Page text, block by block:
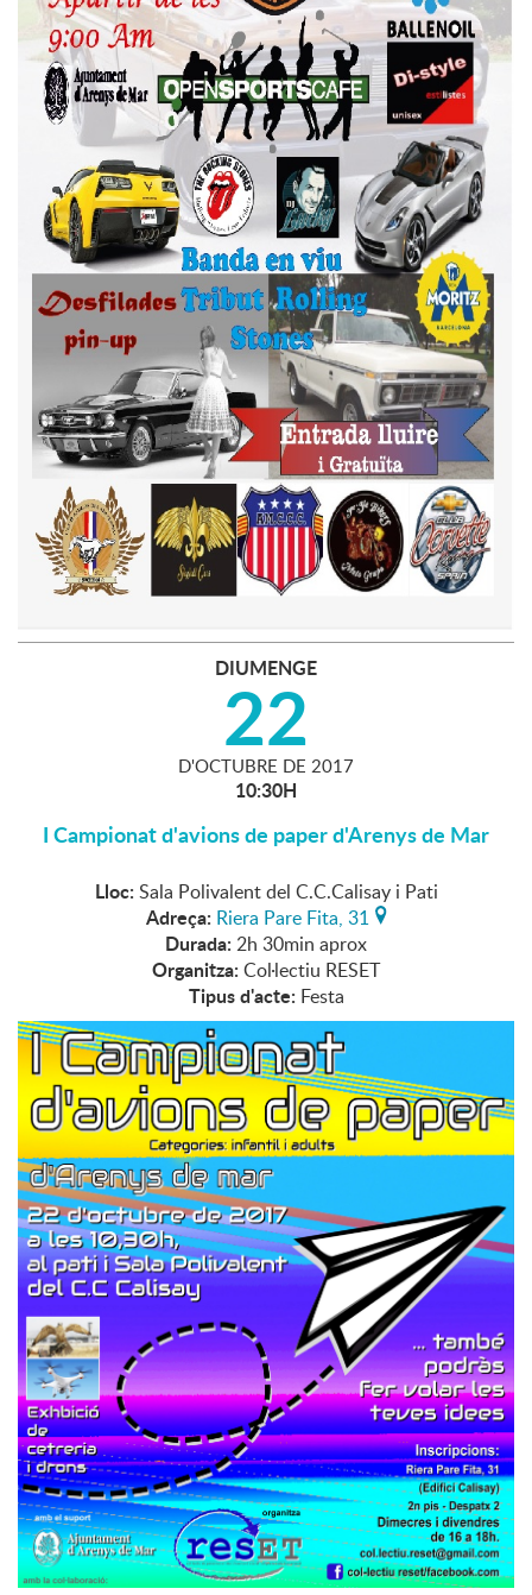
DIUMENGE
22
D'OCTUBRE DE 2017
10:30H
I Campionat d'avions de paper d'Arenys de Mar
Lloc: Sala Polivalent del C.C.Calisay i Pati
Adreça: Riera Pare Fita, 31
Durada: 2h 30min aprox
Organitza: Col·lectiu RESET
Tipus d'acte: Festa